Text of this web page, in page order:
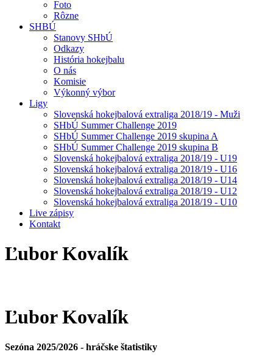
Foto
Rôzne
SHBÚ
Stanovy SHbÚ
Odkazy
História hokejbalu
O nás
Komisie
Výkonný výbor
Ligy
Slovenská hokejbalová extraliga 2018/19 - Muži
SHbÚ Summer Challenge 2019
SHbÚ Summer Challenge 2019 skupina A
SHbÚ Summer Challenge 2019 skupina B
Slovenská hokejbalová extraliga 2018/19 - U19
Slovenská hokejbalová extraliga 2018/19 - U16
Slovenská hokejbalová extraliga 2018/19 - U14
Slovenská hokejbalová extraliga 2018/19 - U12
Slovenská hokejbalová extraliga 2018/19 - U10
Live zápisy
Kontakt
Ľubor Kovalík
Ľubor Kovalík
Sezóna 2025/2026 - hráčske štatistiky